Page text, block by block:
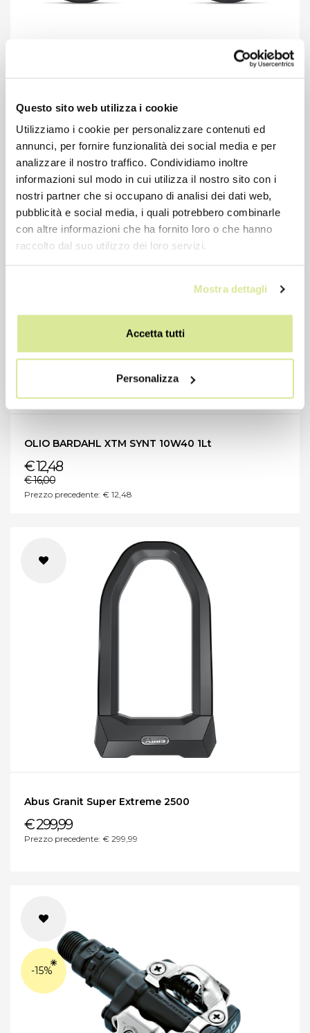
Questo sito web utilizza i cookie
Utilizziamo i cookie per personalizzare contenuti ed
annunci, per fornire funzionalità dei social media e per
analizzare il nostro traffico. Condividiamo inoltre
informazioni sul modo in cui utilizza il nostro sito con i
nostri partner che si occupano di analisi dei dati web,
pubblicità e social media, i quali potrebbero combinarle
con altre informazioni che ha fornito loro o che hanno
raccolto dal suo utilizzo dei loro servizi.
Mostra dettagli
Accetta tutti
Personalizza
€ 2.847,11
€ 3.199,00
Prezzo precedente: € 2.847,11
OLIO BARDAHL XTM SYNT 10W40 1Lt
€ 12,48
€ 16,00
Prezzo precedente: € 12,48
Abus Granit Super Extreme 2500
€ 299,99
Prezzo precedente: € 299,99
-15%